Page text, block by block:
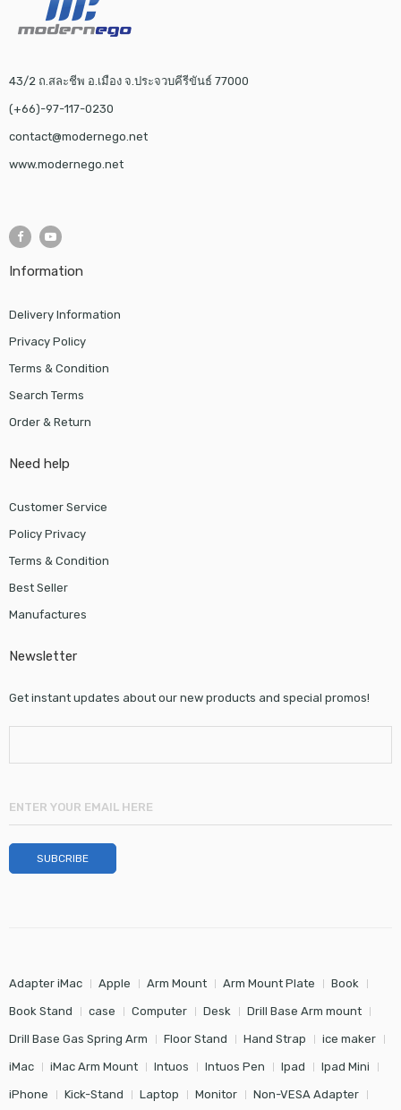
43/2 ถ.สละชีพ อ.เมือง จ.ประจวบคีรีขันธ์ 77000
(+66)-97-117-0230
contact@modernego.net
www.modernego.net
Information
Delivery Information
Privacy Policy
Terms & Condition
Search Terms
Order & Return
Need help
Customer Service
Policy Privacy
Terms & Condition
Best Seller
Manufactures
Newsletter
Get instant updates about our new products and special promos!
Adapter iMac Apple Arm Mount Arm Mount Plate Book
Book Stand case Computer Desk Drill Base Arm mount
Drill Base Gas Spring Arm Floor Stand Hand Strap ice maker
iMac iMac Arm Mount Intuos Intuos Pen Ipad Ipad Mini
iPhone Kick-Stand Laptop Monitor Non-VESA Adapter